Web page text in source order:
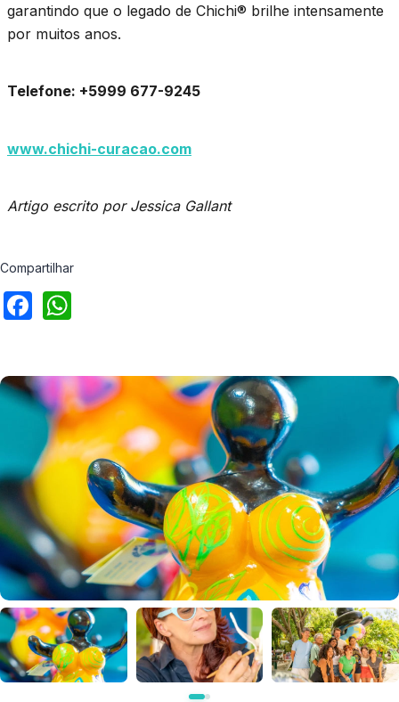
garantindo que o legado de Chichi® brilhe intensamente
por muitos anos.
Telefone: +5999 677-9245
www.chichi-curacao.com
Artigo escrito por Jessica Gallant
Compartilhar